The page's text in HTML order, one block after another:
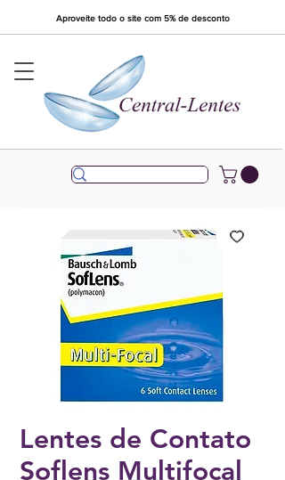
Aproveite todo o site com 5% de desconto
Lentes de Contato
Soflens Multifocal